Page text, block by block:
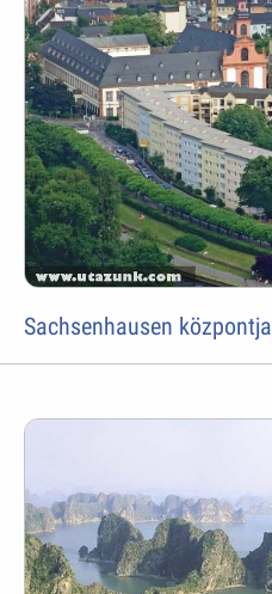
Sachsenhausen központja